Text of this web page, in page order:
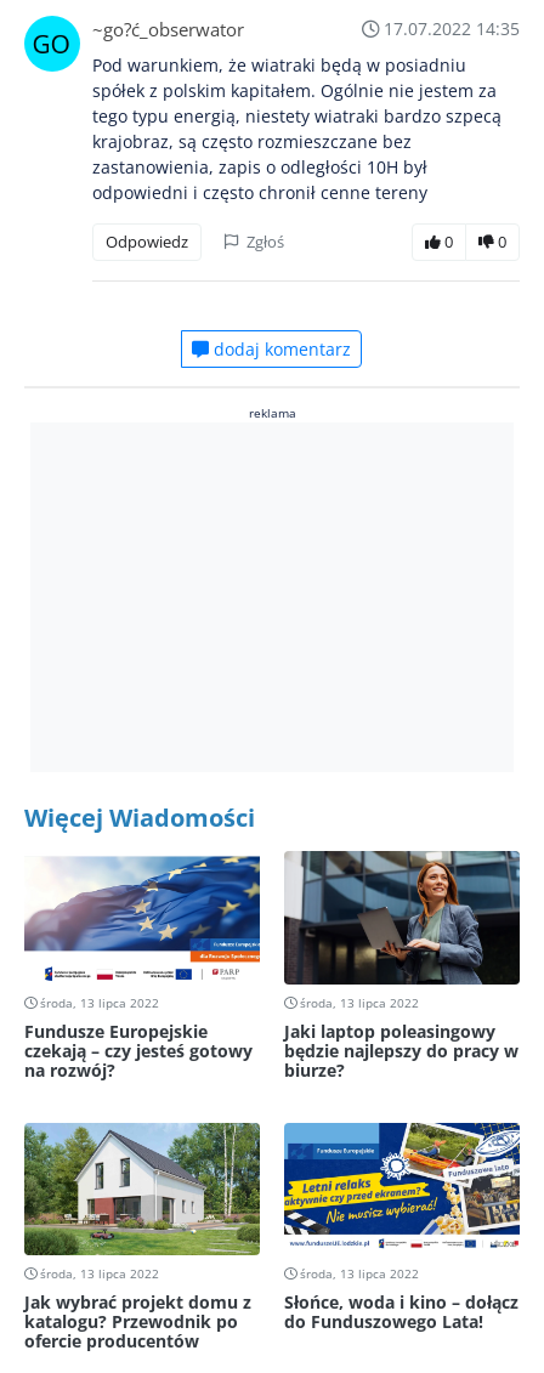
~go?ć_obserwator
17.07.2022 14:35
Pod warunkiem, że wiatraki będą w posiadniu
spółek z polskim kapitałem. Ogólnie nie jestem za
tego typu energią, niestety wiatraki bardzo szpecą
krajobraz, są często rozmieszczane bez
zastanowienia, zapis o odległości 10H był
odpowiedni i często chronił cenne tereny
Odpowiedz Zgłoś 0 0
dodaj komentarz
reklama
Więcej Wiadomości
środa, 13 lipca 2022
Fundusze Europejskie
czekają – czy jesteś gotowy
na rozwój?
środa, 13 lipca 2022
Jaki laptop poleasingowy
będzie najlepszy do pracy w
biurze?
środa, 13 lipca 2022
Jak wybrać projekt domu z
katalogu? Przewodnik po
ofercie producentów
środa, 13 lipca 2022
Słońce, woda i kino – dołącz
do Funduszowego Lata!